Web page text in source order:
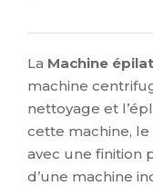
La Machine
machine
nettoyage et
cette machine, le
avec une finition
d’une machine